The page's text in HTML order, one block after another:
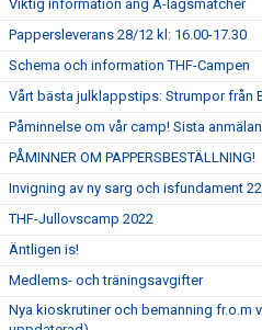
Viktig information ang A-lagsmatcher
Pappersleverans 28/12 kl: 16.00-17.30
Schema och information THF-Campen
Vårt bästa julklappstips: Strumpor från
Påminnelse om vår camp! Sista
PÅMINNER OM PAPPERSBESTÄLLNING!
Invigning av ny sarg och isfundament
THF-Jullovscamp 2022
Äntligen is!
Medlems- och träningsavgifter
Nya kioskrutiner och bemanning fr.o.m